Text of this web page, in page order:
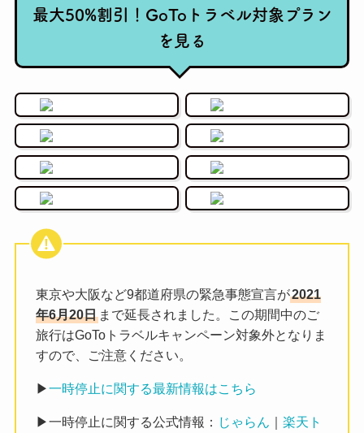
最大50%割引！GoToトラベル対象プラン
を見る
東京や大阪など9都道府県の緊急事態宣言が2021
年6月20日 まで延長されました。この期間中のご
旅行はGoToトラベルキャンペーン対象外となりま
すので、ご注意ください。
▶一時停止に関する最新情報はこちら
▶一時停止に関する公式情報： じゃらん ｜楽天ト